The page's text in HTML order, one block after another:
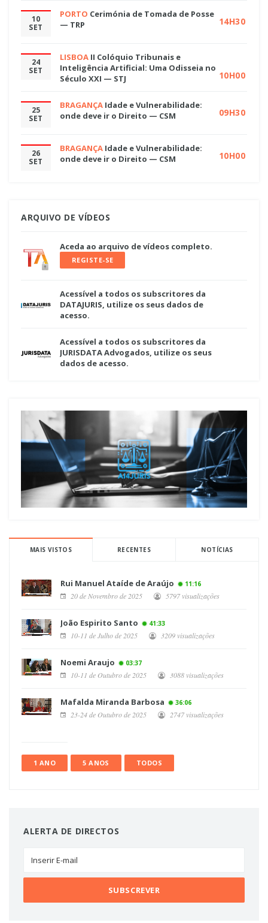
10
SET
PORTO Cerimónia de Tomada de Posse
— TRP
14H30
24
SET
LISBOA II Colóquio Tribunais e
Inteligência Artificial: Uma Odisseia no
Século XXI — STJ
10H00
25
SET
BRAGANÇA Idade e Vulnerabilidade:
onde deve ir o Direito — CSM
09H30
26
SET
BRAGANÇA Idade e Vulnerabilidade:
onde deve ir o Direito — CSM
10H00
ARQUIVO DE VÍDEOS
Aceda ao arquivo de vídeos completo.
REGISTE-SE
Acessível a todos os subscritores da
DATAJURIS, utilize os seus dados de
acesso.
Acessível a todos os subscritores da
JURISDATA Advogados, utilize os seus
dados de acesso.
MAIS VISTOS RECENTES NOTÍCIAS
Rui Manuel Ataíde de Araújo 11:16
20 de Novembro de 2025 5797 visualizações
João Espirito Santo 41:33
10-11 de Julho de 2025 3209 visualizações
Noemi Araujo 03:37
10-11 de Outubro de 2025 3088 visualizações
Mafalda Miranda Barbosa 36:06
23-24 de Outubro de 2025 2747 visualizações
1 ANO 5 ANOS TODOS
ALERTA DE DIRECTOS